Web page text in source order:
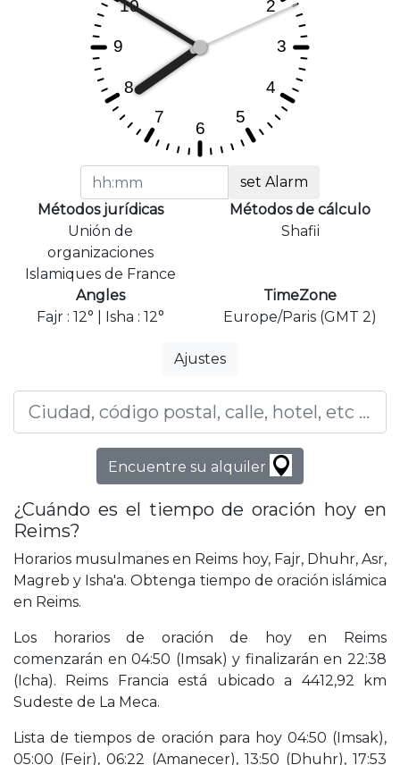
set Alarm
Métodos jurídicas
Unión de
organizaciones
Islamiques de France
Métodos de cálculo
Shafii
Angles
Fajr : 12° | Isha : 12°
TimeZone
Europe/Paris (GMT 2)
Ajustes
Encuentre su alquiler
¿Cuándo es el tiempo de oración hoy en
Reims?
Horarios musulmanes en Reims hoy, Fajr, Dhuhr, Asr,
Magreb y Isha'a. Obtenga tiempo de oración islámica
en Reims.
Los horarios de oración de hoy en Reims
comenzarán en 04:50 (Imsak) y finalizarán en 22:38
(Icha). Reims Francia está ubicado a 4412,92 km
Sudeste de La Meca.
Lista de tiempos de oración para hoy 04:50 (Imsak),
05:00 (Fejr), 06:22 (Amanecer), 13:50 (Dhuhr), 17:53